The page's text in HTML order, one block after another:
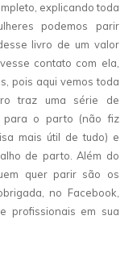
explicando toda
podemos parir
livro de um valor
contato com ela,
pois aqui vemos toda
traz uma série de
para o parto (não fiz
mais útil de tudo) e
de parto. Além do
quer parir são os
no Facebook,
profissionais em sua